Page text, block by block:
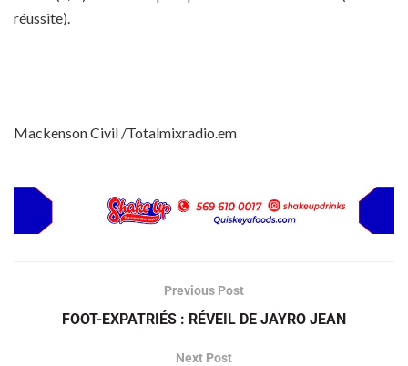
réussite).
Mackenson Civil /Totalmixradio.em
Previous Post
FOOT-EXPATRIÉS : RÉVEIL DE JAYRO JEAN
Next Post